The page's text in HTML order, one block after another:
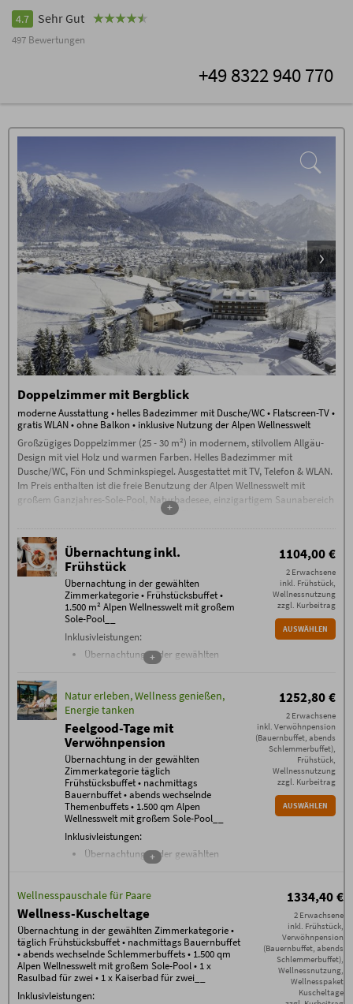
4.7 Sehr Gut
497 Bewertungen
+49 8322 940 770
Doppelzimmer mit Bergblick
moderne Ausstattung • helles Badezimmer mit Dusche/WC • Flatscreen-TV •
gratis WLAN • ohne Balkon • inklusive Nutzung der Alpen Wellnesswelt
Großzügiges Doppelzimmer (25 - 30 m²) in modernem, stilvollem Allgäu-
Design mit viel Holz und warmen Farben. Helles Badezimmer mit
Dusche/WC, Fön und Schminkspiegel. Ausgestattet mit TV, Telefon & WLAN.
Im Preis enthalten ist die freie Benutzung der Alpen Wellnesswelt mit
großem Ganzjahres-Sole-Pool, Naturbadesee, einzigartigem Saunabereich
mit Sauna-Alpe, Steinbad, Backstüble, Flachsbad und vielem mehr.
+
Übernachtung inkl.
Frühstück
Übernachtung in der gewählten
Zimmerkategorie • Frühstücksbuffet •
1.500 m² Alpen Wellnesswelt mit großem
Sole-Pool__
Inklusivleistungen:
Übernachtung in der gewählten
Zimmerkategorie
verschiedenen
Frühstückskomponenten von 7.30
bis 11 Uhr
täglich Nutzung der einzigartigen
1500 m² Alpen Wellnesswelt
beheiztem Außen-Sole-Pool,
Allgäuer Sauna Alpe, Steinbad,
Allgäuer Flachsbad, Backstüble,
Mühlraddusche, Wellness-
Wohnzimmer, Raum der Stille,
Panorama-Ruheraum, Ruhe-Tenne
mit Wasserbetten sowie der grünen
Fitnessraum mit neuesten Geräten
von Technogym
täglich Oberstdorfer Steinewasser,
Tee und Saunabrot an der
Wellnessbar
hochklassiges Gästeprogramm mit
gemeinsamen Wanderungen, Alp-
Abend mit Live-Musik, Feuerabend,
+
1104,00 €
2 Erwachsene
inkl. Frühstück,
Wellnessnutzung
zzgl. Kurbeitrag
AUSWÄHLEN
Natur erleben, Wellness genießen,
Energie tanken
Feelgood-Tage mit
Verwöhnpension
Übernachtung in der gewählten
Zimmerkategorie täglich
Frühstücksbuffet • nachmittags
Bauernbuffet • abends wechselnde
Themenbuffets • 1.500 qm Alpen
Wellnesswelt mit großem Sole-Pool__
Inklusivleistungen:
Übernachtung in der gewählten
Zimmerkategorie
nachmittags Bauernbuffet
abends wechselnde Themenbuffets
gratis WLAN im gesamten Haus
Nutzung der 1500 m² Alpen
Wellnesswelt* mit beheiztem Außen-
Sole-Pool, großem Natur-Badesee,
Allgäuer Sauna Alpe, Steinbad,
Allgäuer Flachsbad, Backstüble,
+
1252,80 €
2 Erwachsene
inkl. Verwöhnpension
(Bauernbuffet, abends
Schlemmerbuffet),
Frühstück,
Wellnessnutzung
zzgl. Kurbeitrag
AUSWÄHLEN
Wellnesspauschale für Paare
Wellness-Kuscheltage
Übernachtung in der gewählten Zimmerkategorie •
täglich Frühstücksbuffet • nachmittags Bauernbuffet
• abends wechselnde Schlemmerbuffets • 1.500 qm
Alpen Wellnesswelt mit großem Sole-Pool • 1 x
Rasulbad für zwei • 1 x Kaiserbad für zwei__
Inklusivleistungen:
1334,40 €
2 Erwachsene
inkl. Frühstück,
Verwöhnpension
(Bauernbuffet, abends
Schlemmerbuffet),
Wellnessnutzung,
Wellnesspaket
Kuscheltage